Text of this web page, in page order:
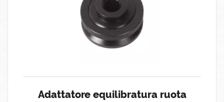
Adattatore equilibratura ruota